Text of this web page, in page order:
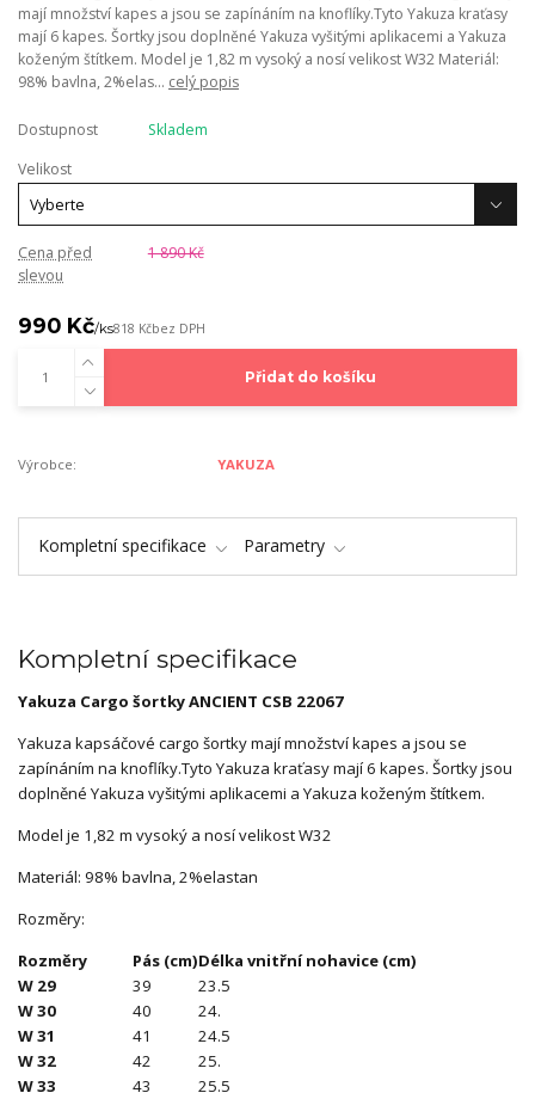
mají množství kapes a jsou se zapínáním na knoflíky.Tyto Yakuza kraťasy
mají 6 kapes. Šortky jsou doplněné Yakuza vyšitými aplikacemi a Yakuza
koženým štítkem. Model je 1,82 m vysoký a nosí velikost W32 Materiál:
98% bavlna, 2%elas... celý popis
Dostupnost
Skladem
Velikost
Cena před
slevou
1 890 Kč
990 Kč/ks818 Kčbez DPH
Přidat do košíku
Výrobce: YAKUZA
Kompletní specifikace Parametry
Kompletní specifikace
Yakuza Cargo šortkyANCIENT CSB 22067
Yakuza kapsáčové cargo šortky mají množství kapes a jsou se
zapínáním na knoflíky.Tyto Yakuza kraťasy mají 6 kapes. Šortky jsou
doplněné Yakuza vyšitými aplikacemi a Yakuza koženým štítkem.
Model je 1,82 m vysoký a nosí velikost W32
Materiál: 98% bavlna, 2%elastan
Rozměry:
Rozměry
Pás (cm)Délka vnitřní nohavice (cm)
W 29
39
23.5
W 30
40
24.
W 31
41
24.5
W 32
42
25.
W 33
43
25.5